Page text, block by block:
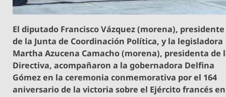
El diputado Francisco Vázquez (morena), presidente
de la Junta de Coordinación Política, y la legisladora
Martha Azucena Camacho (morena), presidenta de
Directiva, acompañaron a la gobernadora Delfina
Gómez en la ceremonia conmemorativa por el 164
aniversario de la victoria sobre el Ejército francés en